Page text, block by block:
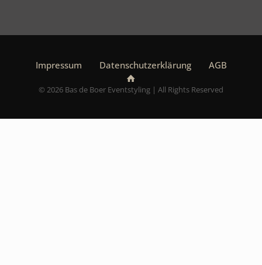
Impressum Datenschutzerklärung AGB
© 2026 Bas de Boer Eventstyling | All Rights Reserved